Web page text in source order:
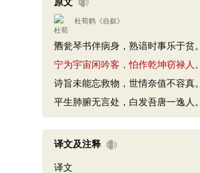
杜荀鹤 《自叙》
酒瓮琴书伴病身，熟谙时事乐于贫。
宁为宇宙闲吟客，怕作乾坤窃禄人。
诗旨未能忘救物，世情奈值不容真。
平生肺腑无言处，白发吾唐一逸人。
译文及注释
译文